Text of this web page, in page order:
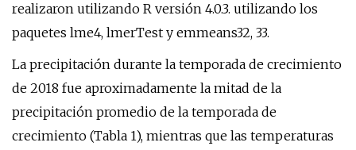
realizaron utilizando R versión 4.0.3. utilizando los
paquetes lme4, lmerTest y emmeans32, 33.
La precipitación durante la temporada de crecimiento
de 2018 fue aproximadamente la mitad de la
precipitación promedio de la temporada de
crecimiento (Tabla 1), mientras que las temperaturas